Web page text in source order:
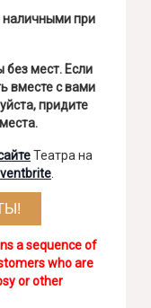
наличными при
мест. Если
вместе с вами
придите
Театра на
.
a sequence of
who are
or other